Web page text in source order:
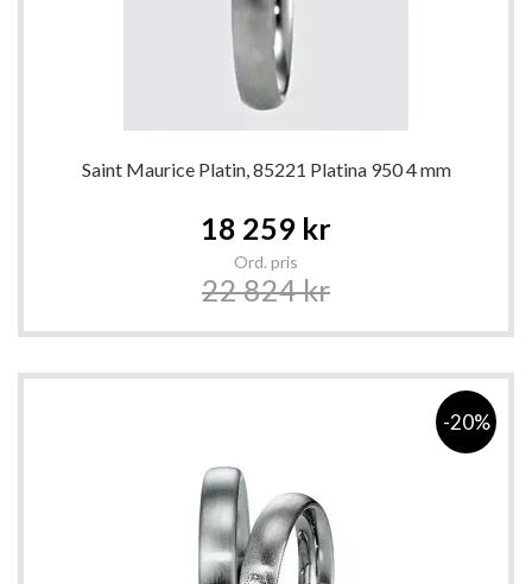
Saint Maurice Platin, 85221 Platina 950 4 mm
18 259 kr
Ord. pris
22 824 kr
-20%